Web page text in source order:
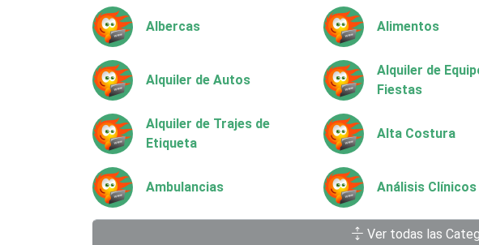
Albercas Alimentos
Alquiler de Autos
Alquiler de
Fiestas
Alquiler de Trajes de
Etiqueta
Alta Costura
Ambulancias Análisis Clínicos
Aparatos y
Ver todas las